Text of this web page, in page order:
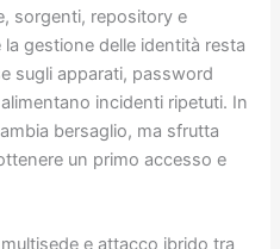
sorgenti, repository e
gestione delle identità resta
sugli apparati, password
incidenti ripetuti. In
bersaglio, ma sfrutta
un primo accesso e
e attacco ibrido tra